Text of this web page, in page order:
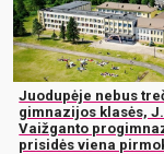
Juodupėje nebus
gimnazijos klasės,
Vaižganto
prisidės viena